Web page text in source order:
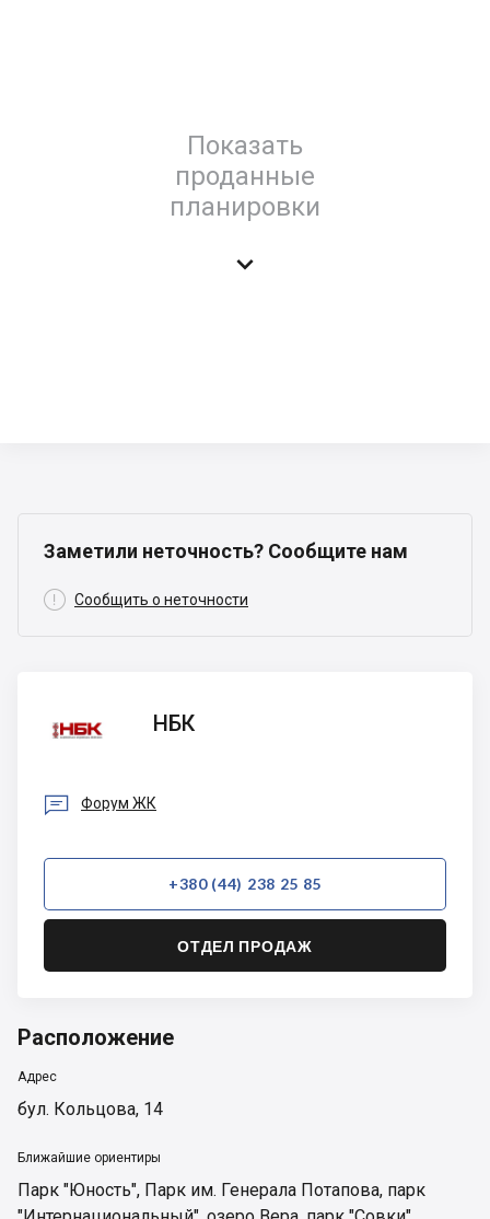
Показать
проданные
планировки

Заметили неточность? Сообщите нам
 Сообщить о неточности
НБК
 Форум ЖК
+380 (44) 238 25 85
ОТДЕЛ ПРОДАЖ
Расположение
Адрес
бул. Кольцова, 14
Ближайшие ориентиры
Парк "Юность", Парк им. Генерала Потапова, парк